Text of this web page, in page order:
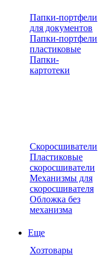
Папки-портфели
для документов
Папки-портфели
пластиковые
Папки-
картотеки
Скоросшиватели
Пластиковые
скоросшиватели
Механизмы для
скоросшивателя
Обложка без
механизма
Еще
Хозтовары